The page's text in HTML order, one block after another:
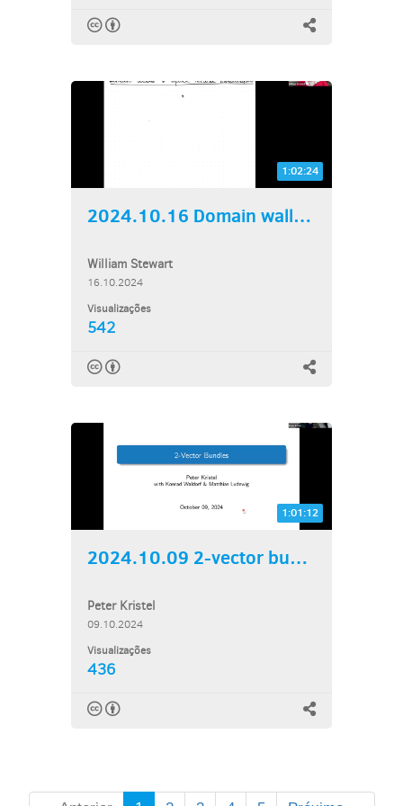
1:02:24
2024.10.16 Domain walls...
William Stewart
16.10.2024
Visualizações
542
1:01:12
2024.10.09 2-vector bundles
Peter Kristel
09.10.2024
Visualizações
436